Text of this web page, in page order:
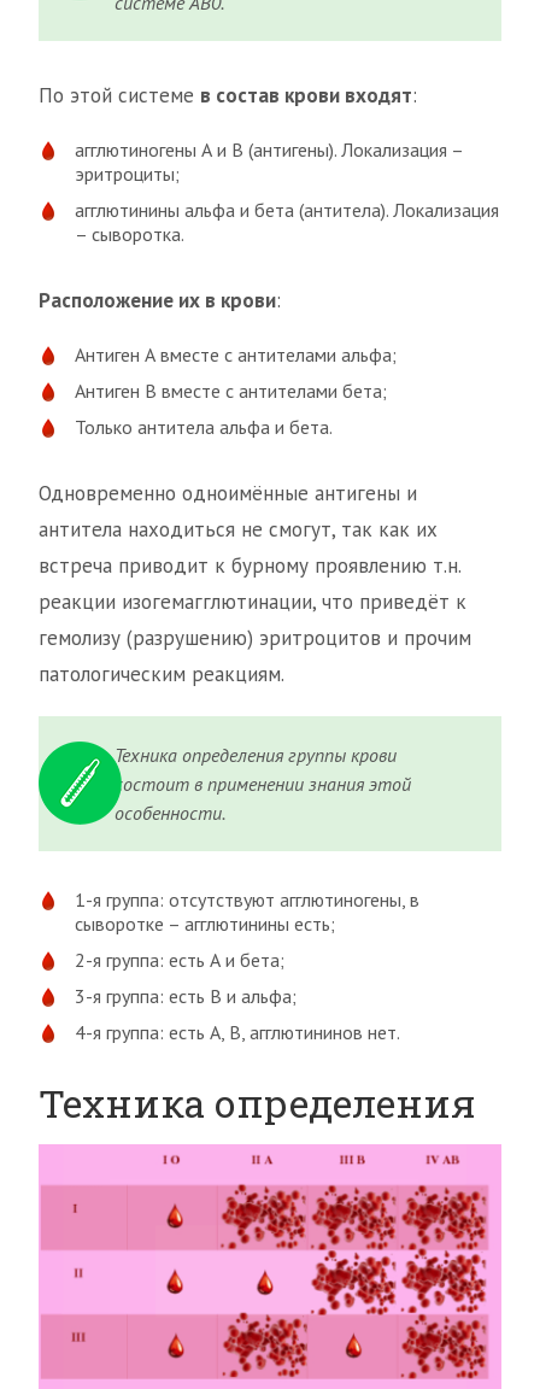
По этой системе в состав крови входят:
агглютиногены А и В (антигены). Локализация –
эритроциты;
агглютинины альфа и бета (антитела). Локализация
– сыворотка.
Расположение их в крови:
Антиген А вместе с антителами альфа;
Антиген В вместе с антителами бета;
Только антитела альфа и бета.
Одновременно одноимённые антигены и
антитела находиться не смогут, так как их
встреча приводит к бурному проявлению т.н.
реакции изогемагглютинации, что приведёт к
гемолизу (разрушению) эритроцитов и прочим
патологическим реакциям.
Техника определения группы крови
состоит в применении знания этой
особенности.
1-я группа: отсутствуют агглютиногены, в
сыворотке – агглютинины есть;
2-я группа: есть А и бета;
3-я группа: есть В и альфа;
4-я группа: есть А, В, агглютининов нет.
Техника определения